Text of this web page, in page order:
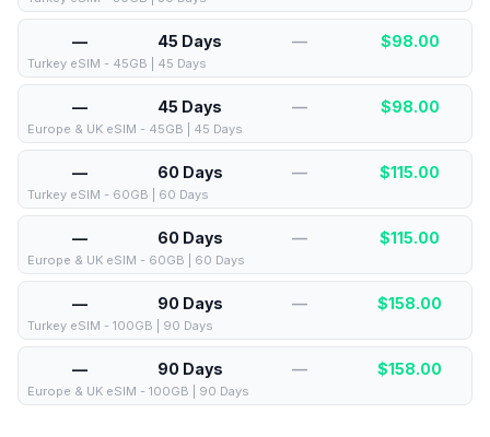
— 45 Days — $98.00
Turkey eSIM - 45GB | 45 Days
— 45 Days — $98.00
Europe & UK eSIM - 45GB | 45 Days
— 60 Days — $115.00
Turkey eSIM - 60GB | 60 Days
— 60 Days — $115.00
Europe & UK eSIM - 60GB | 60 Days
— 90 Days — $158.00
Turkey eSIM - 100GB | 90 Days
— 90 Days — $158.00
Europe & UK eSIM - 100GB | 90 Days